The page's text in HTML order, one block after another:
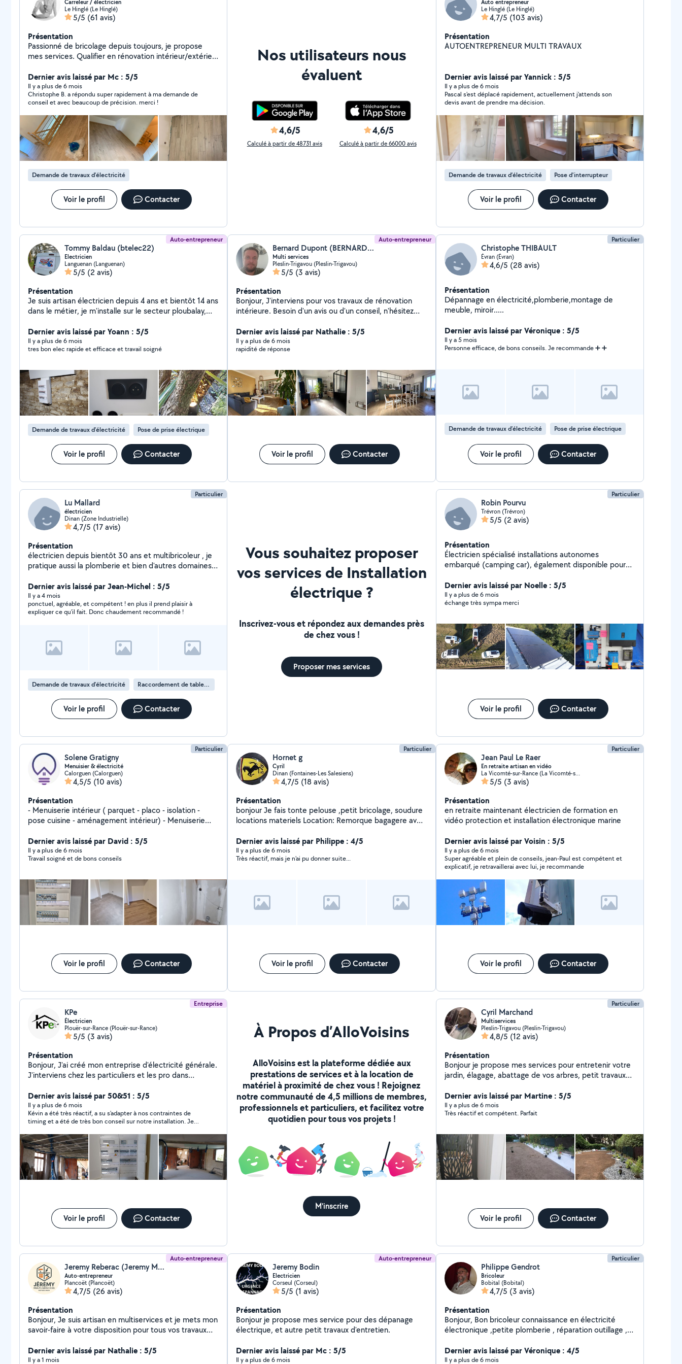
Carreleur / électricien
Le Hinglé (Le Hinglé)
5/5 (61 avis)
Présentation
Passionné de bricolage depuis toujours, je propose
mes services. Qualifier en rénovation intérieur/extérieur
peinture au pistolet, pose de clôture.
Dernier avis laissé par Mc : 5/5
Il y a plus de 6 mois
Christophe B. a répondu super rapidement à ma demande de
conseil et avec beaucoup de précision. merci !
Demande de travaux d’électricité
Voir le profil Contacter
Nos utilisateurs nous
évaluent
4,6/5
Calculé à partir de 48731 avis
4,6/5
Calculé à partir de 66000 avis
Auto entrepreneur
Le Hinglé (Le Hinglé)
4,7/5 (103 avis)
Présentation
AUTOENTREPRENEUR MULTI TRAVAUX
Dernier avis laissé par Yannick : 5/5
Il y a plus de 6 mois
Pascal s'est déplacé rapidement, actuellement j'attends son
devis avant de prendre ma décision.
Demande de travaux d’électricité Pose d'interrupteur
Voir le profil Contacter
Auto-entrepreneur
Tommy Baldau (btelec22)
Electricien
Languenan (Languenan)
5/5 (2 avis)
Présentation
Je suis artisan électricien depuis 4 ans et bientôt 14 ans
dans le métier, je m'installe sur le secteur ploubalay,
(dépannage, rénovation, neuf, mise en sécurité, mise
aux normes). Je reste à votre disposition suivant vos
éventuelles besoins. merci de m avoir lu. Bien
Dernier avis laissé par Yoann : 5/5
Il y a plus de 6 mois
tres bon elec rapide et efficace et travail soigné
Demande de travaux d’électricité Pose de prise électrique
Voir le profil Contacter
Auto-entrepreneur
Bernard Dupont (BERNARD MULTI SERVICES)
Multi services
Pleslin-Trigavou (Pleslin-Trigavou)
5/5 (3 avis)
Présentation
Bonjour, J'interviens pour vos travaux de rénovation
intérieure. Besoin d'un avis ou d'un conseil, n'hésitez
Bernard
Dernier avis laissé par Nathalie : 5/5
Il y a plus de 6 mois
rapidité de réponse
Voir le profil Contacter
Particulier
Christophe THIBAULT
Évran (Évran)
4,6/5 (28 avis)
Présentation
Dépannage en électricité,plomberie,montage de
meuble, miroir.....
Dernier avis laissé par Véronique : 5/5
Il y a 5 mois
Personne efficace, de bons conseils. Je recommande ➕️ ➕️
Demande de travaux d’électricité Pose de prise électrique
Voir le profil Contacter
Particulier
Lu Mallard
électricien
Dinan (Zone Industrielle)
4,7/5 (17 avis)
Présentation
électricien depuis bientôt 30 ans et multibricoleur , je
pratique aussi la plomberie et bien d'autres domaines,
réactive, soigneuse et efficace , je serai à même de
réaliser au mieux vos travaux. Travaillant sur Dinard et
St Malo, j'ai un rayon d'action assez large. Merci à vous.
Dernier avis laissé par Jean-Michel : 5/5
Il y a 4 mois
ponctuel, agréable, et compétent ! en plus il prend plaisir à
expliquer ce qu'il fait. Donc chaudement recommandé !
Demande de travaux d’électricité Raccordement de tableau électrique
Voir le profil Contacter
Vous souhaitez proposer
vos services de Installation
électrique ?
Inscrivez-vous et répondez aux demandes près
de chez vous !
Proposer mes services
Particulier
Robin Pourvu
Trévron (Trévron)
5/5 (2 avis)
Présentation
Électricien spécialisé installations autonomes
embarqué (camping car), également disponible pour
Dernier avis laissé par Noelle : 5/5
Il y a plus de 6 mois
échange très sympa merci
Voir le profil Contacter
Particulier
Solene Gratigny
Menuisier & électricité
Calorguen (Calorguen)
4,5/5 (10 avis)
Présentation
- Menuiserie intérieur ( parquet - placo - isolation -
pose cuisine - aménagement intérieur) - Menuiserie
pose de rampe ) - Travaux électricité ( pose ou
remplacement de tableau électrique - passage de
câble - pose ou remplacement d'appareillage
dépannage électrique )
Dernier avis laissé par David : 5/5
Il y a plus de 6 mois
Travail soigné et de bons conseils
Voir le profil Contacter
Particulier
Hornet g
Cyril
Dinan (Fontaines-Les Salesiens)
4,7/5 (18 avis)
Présentation
bonjour Je fais tonte pelouse ,petit bricolage, soudure
locations materiels Location: Remorque bagagere avec
gazon nettoyeur haute pression Motoculteur Girafe
pour placo Groupe électrogène 4000w Compresseur
50l /25l Chèque de caution demandé .
Dernier avis laissé par Philippe : 4/5
Il y a plus de 6 mois
Très réactif, mais je n'ai pu donner suite...
Voir le profil Contacter
Particulier
Jean Paul Le Raer
En retraite artisan en vidéo
La Vicomté-sur-Rance (La Vicomté-sur-Rance)
5/5 (3 avis)
Présentation
en retraite maintenant électricien de formation en
vidéo protection et installation électronique marine
Dernier avis laissé par Voisin : 5/5
Il y a plus de 6 mois
Super agréable et plein de conseils, jean-Paul est compétent et
explicatif, je retravaillerai avec lui, je recommande
Voir le profil Contacter
Entreprise
KPe
Électricien
Plouër-sur-Rance (Plouër-sur-Rance)
5/5 (3 avis)
Présentation
Bonjour, J'ai créé mon entreprise d'électricité générale.
J'interviens chez les particuliers et les pro dans
Installation/entretient de VMC Installation/réparation
de volets roulants
Dernier avis laissé par 50&51 : 5/5
Il y a plus de 6 mois
Kévin a été très réactif, a su s'adapter à nos contraintes de
timing et a été de très bon conseil sur notre installation. Je
Voir le profil Contacter
À Propos d’AlloVoisins
AlloVoisins est la plateforme dédiée aux
prestations de services et à la location de
matériel à proximité de chez vous ! Rejoignez
notre communauté de 4,5 millions de membres,
professionnels et particuliers, et facilitez votre
quotidien pour tous vos projets !
M'inscrire
Particulier
Cyril Marchand
Multiservices
Pleslin-Trigavou (Pleslin-Trigavou)
4,8/5 (12 avis)
Présentation
Bonjour je propose mes services pour entretenir votre
jardin, élagage, abattage de vos arbres, petit travaux
Dernier avis laissé par Martine : 5/5
Il y a plus de 6 mois
Très réactif et compétent. Parfait
Voir le profil Contacter
Auto-entrepreneur
Jeremy Reberac (Jeremy Multi-services)
Auto-entrepreneur
Plancoët (Plancoët)
4,7/5 (26 avis)
Présentation
Bonjour, Je suis artisan en multiservices et je mets mon
savoir-faire à votre disposition pour tous vos travaux
Peinture (murs, plafonds, boiseries) * Pose de
revêtements de sol * Carrelage * Petite menuiserie *
Dernier avis laissé par Nathalie : 5/5
Il y a 1 mois
Auto-entrepreneur
Jeremy Bodin
Electricien
Corseul (Corseul)
5/5 (1 avis)
Présentation
Bonjour je propose mes service pour des dépanage
électrique, et autre petit travaux d'entretien.
Dernier avis laissé par Mc : 5/5
Il y a plus de 6 mois
Particulier
Philippe Gendrot
Bricoleur
Bobital (Bobital)
4,7/5 (3 avis)
Présentation
Bonjour, Bon bricoleur connaissance en électricité
électronique ,petite plomberie , réparation outillage ,
Dernier avis laissé par Véronique : 4/5
Il y a plus de 6 mois